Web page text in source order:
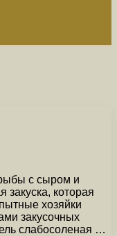
с сыром и
которая
хозяйки
закусочных
слабосоленая …